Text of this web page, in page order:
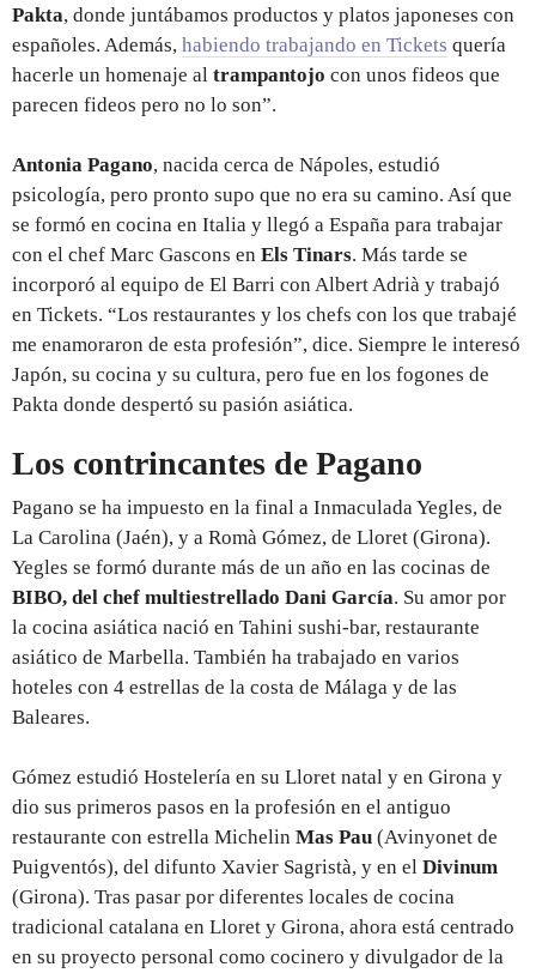
Pakta, donde juntábamos productos y platos japoneses con
españoles. Además, habiendo trabajando en Tickets quería
hacerle un homenaje al trampantojo con unos fideos que
parecen fideos pero no lo son”.
Antonia Pagano, nacida cerca de Nápoles, estudió
psicología, pero pronto supo que no era su camino. Así que
se formó en cocina en Italia y llegó a España para trabajar
con el chef Marc Gascons en Els Tinars. Más tarde se
incorporó al equipo de El Barri con Albert Adrià y trabajó
en Tickets. “Los restaurantes y los chefs con los que trabajé
me enamoraron de esta profesión”, dice. Siempre le interesó
Japón, su cocina y su cultura, pero fue en los fogones de
Pakta donde despertó su pasión asiática.
Los contrincantes de Pagano
Pagano se ha impuesto en la final a Inmaculada Yegles, de
La Carolina (Jaén), y a Romà Gómez, de Lloret (Girona).
Yegles se formó durante más de un año en las cocinas de
BIBO, del chef multiestrellado Dani García. Su amor por
la cocina asiática nació en Tahini sushi-bar, restaurante
asiático de Marbella. También ha trabajado en varios
hoteles con 4 estrellas de la costa de Málaga y de las
Baleares.
Gómez estudió Hostelería en su Lloret natal y en Girona y
dio sus primeros pasos en la profesión en el antiguo
restaurante con estrella Michelin Mas Pau (Avinyonet de
Puigventós), del difunto Xavier Sagristà, y en el Divinum
(Girona). Tras pasar por diferentes locales de cocina
tradicional catalana en Lloret y Girona, ahora está centrado
en su proyecto personal como cocinero y divulgador de la